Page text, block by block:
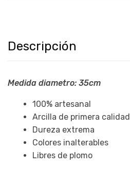
Descripción
Medida diametro: 35cm
100% artesanal
Arcilla de primera calidad
Dureza extrema
Colores inalterables
Libres de plomo